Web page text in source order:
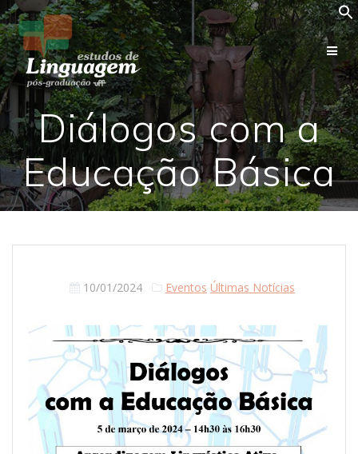
Skip
to
content
Diálogos com a
Educação Básica
10/01/2024 Eventos Últimas Notícias